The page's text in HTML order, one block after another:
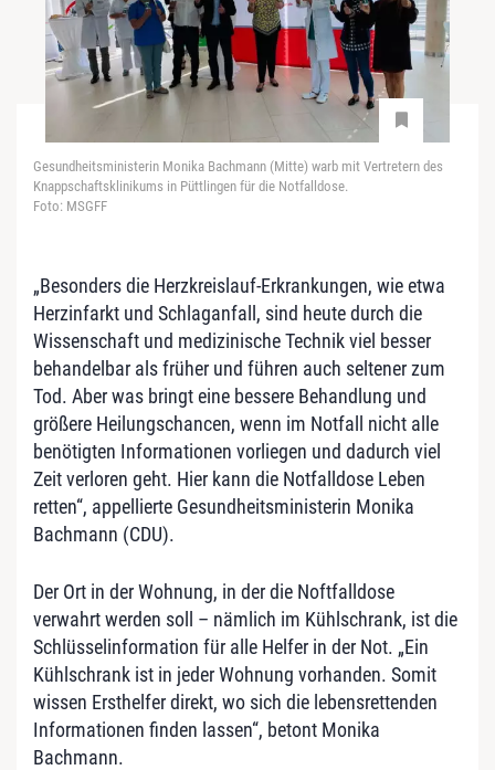
Gesundheitsministerin Monika Bachmann (Mitte) warb mit Vertretern des
Knappschaftsklinikums in Püttlingen für die Notfalldose.
Foto: MSGFF
„Besonders die Herzkreislauf-Erkrankungen, wie etwa
Herzinfarkt und Schlaganfall, sind heute durch die
Wissenschaft und medizinische Technik viel besser
behandelbar als früher und führen auch seltener zum
Tod. Aber was bringt eine bessere Behandlung und
größere Heilungschancen, wenn im Notfall nicht alle
benötigten Informationen vorliegen und dadurch viel
Zeit verloren geht. Hier kann die Notfalldose Leben
retten“, appellierte Gesundheitsministerin Monika
Bachmann (CDU).
Der Ort in der Wohnung, in der die Noftfalldose
verwahrt werden soll – nämlich im Kühlschrank, ist die
Schlüsselinformation für alle Helfer in der Not. „Ein
Kühlschrank ist in jeder Wohnung vorhanden. Somit
wissen Ersthelfer direkt, wo sich die lebensrettenden
Informationen finden lassen“, betont Monika
Bachmann.